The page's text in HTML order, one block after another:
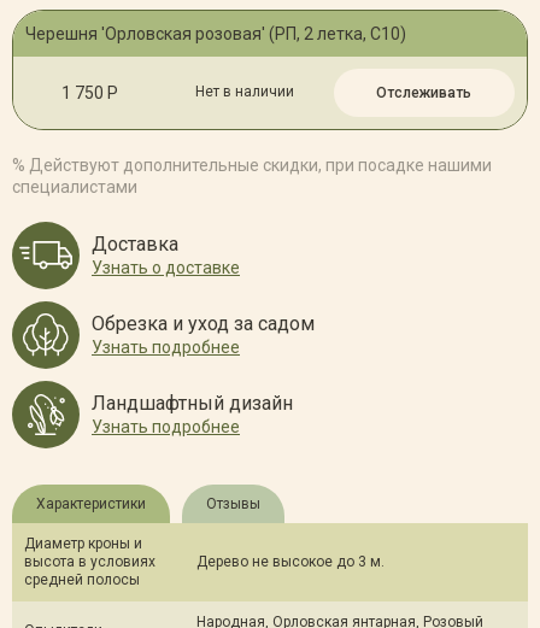
Черешня 'Орловская розовая' (РП, 2 летка, С10)
1 750 Р Нет в наличии Отслеживать
% Действуют дополнительные скидки, при посадке нашими
специалистами
Доставка
Узнать о доставке
Обрезка и уход за садом
Узнать подробнее
Ландшафтный дизайн
Узнать подробнее
Характеристики Отзывы
Диаметр кроны и
высота в условиях
средней полосы
Дерево не высокое до 3 м.
Народная, Орловская янтарная, Розовый